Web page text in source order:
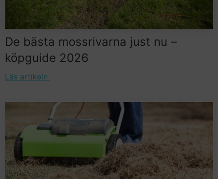
De bästa mossrivarna just nu –
köpguide 2026
Läs artikeln